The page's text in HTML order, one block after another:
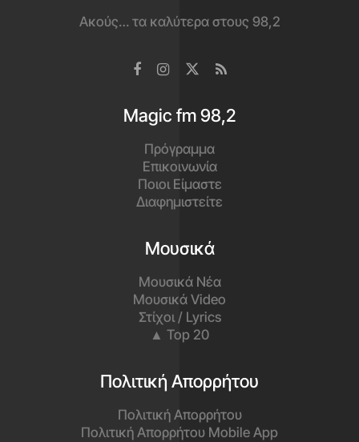
Ακούς… τα καλύτερα στους 98,2
Magic fm 98,2
Πρόγραμμα
Επικοινωνία
Ποιοι Είμαστε
Διαφημιστείτε
Μουσικά
Μουσικά Νέα
Μουσικά Video
Στίχοι / Lyrics
▲ Top 20
Πολιτική Απορρήτου
Πολιτική Απορρήτου
Πολιτική Απορρήτου Mobile App